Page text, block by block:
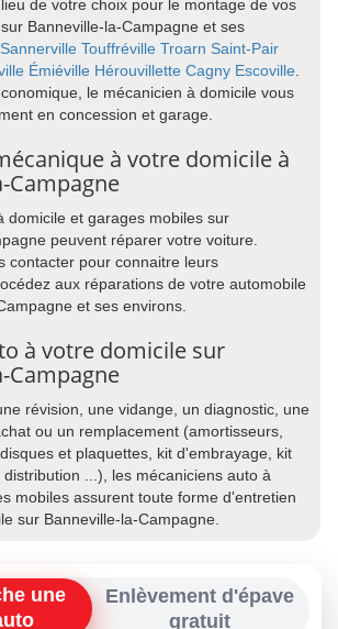
de votre choix pour le montage de vos
Banneville-la-Campagne et ses
Sannerville Touffréville Troarn Saint-Pair
Émiéville Hérouvillette Cagny Escoville.
le mécanicien à domicile vous
en concession et garage.
à votre domicile à
Campagne
domicile et garages mobiles sur
peuvent réparer votre voiture.
contacter pour connaitre leurs
aux réparations de votre automobile
et ses environs.
à votre domicile sur
Campagne
révision, une vidange, un diagnostic, une
ou un remplacement (amortisseurs,
et plaquettes, kit d'embrayage, kit
...), les mécaniciens auto à
mobiles assurent toute forme d'entretien
sur Banneville-la-Campagne.
une
Enlèvement d'épave
gratuit